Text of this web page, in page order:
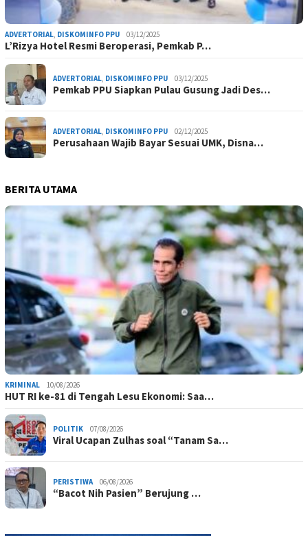
ADVERTORIAL, DISKOMINFO PPU 03/12/2025
L’Rizya Hotel Resmi Beroperasi, Pemkab P…
ADVERTORIAL, DISKOMINFO PPU 03/12/2025
Pemkab PPU Siapkan Pulau Gusung Jadi Des…
ADVERTORIAL, DISKOMINFO PPU 02/12/2025
Perusahaan Wajib Bayar Sesuai UMK, Disna…
BERITA UTAMA
KRIMINAL 10/08/2026
HUT RI ke-81 di Tengah Lesu Ekonomi: Saa…
POLITIK 07/08/2026
Viral Ucapan Zulhas soal “Tanam Sa…
PERISTIWA 06/08/2026
“Bacot Nih Pasien” Berujung …